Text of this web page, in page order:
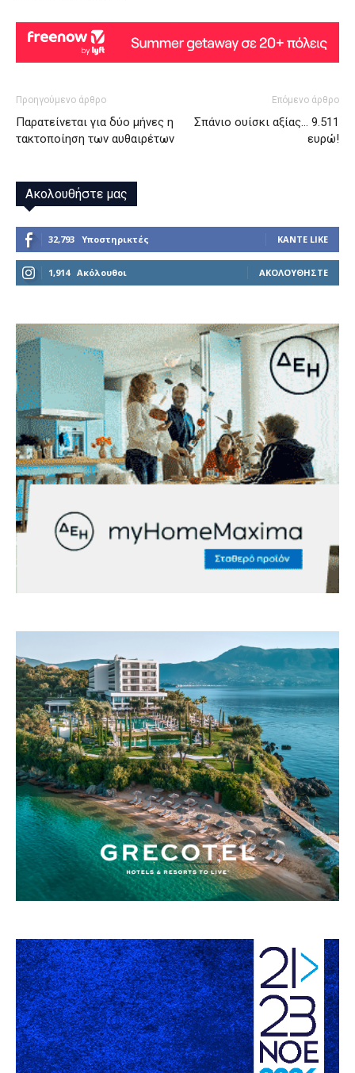
Προηγούμενο άρθρο
Παρατείνεται για δύο μήνες η
τακτοποίηση των αυθαιρέτων
Επόμενο άρθρο
Σπάνιο ουίσκι αξίας… 9.511
ευρώ!
Ακολουθήστε μας
32,793 Υποστηρικτές ΚΆΝΤΕ LIKE
1,914 Ακόλουθοι ΑΚΟΛΟΥΘΉΣΤΕ